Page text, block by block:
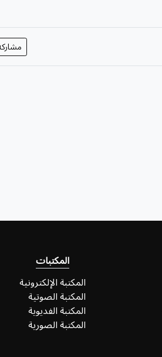
المكتبات
المكتبة الإلكترونية
المكتبة الصوتية
المكتبة الفديوية
المكتبة الصورية